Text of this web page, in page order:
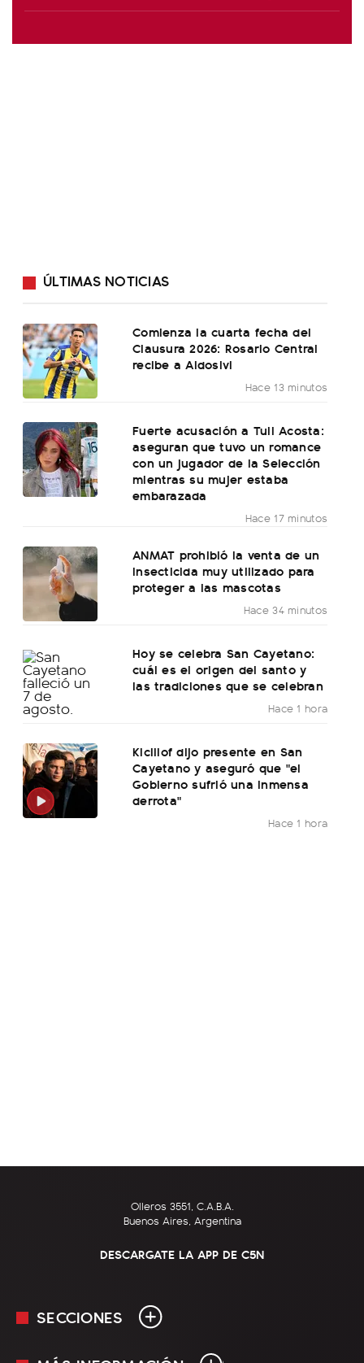
ÚLTIMAS NOTICIAS
Comienza la cuarta fecha del
Clausura 2026: Rosario Central
recibe a Aldosivi
Hace 13 minutos
Fuerte acusación a Tuli Acosta:
aseguran que tuvo un romance
con un jugador de la Selección
mientras su mujer estaba
embarazada
Hace 17 minutos
ANMAT prohibió la venta de un
insecticida muy utilizado para
proteger a las mascotas
Hace 34 minutos
Hoy se celebra San Cayetano:
cuál es el origen del santo y
las tradiciones que se celebran
Hace 1 hora
Kicillof dijo presente en San
Cayetano y aseguró que "el
Gobierno sufrió una inmensa
derrota"
Hace 1 hora
Olleros 3551, C.A.B.A.
Buenos Aires, Argentina
DESCARGATE LA APP DE C5N
SECCIONES